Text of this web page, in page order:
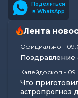
Поделиться
в WhatsApp
Лента
Официально -
Поздравление
Калейдоскоп -
Что
астропрогноз